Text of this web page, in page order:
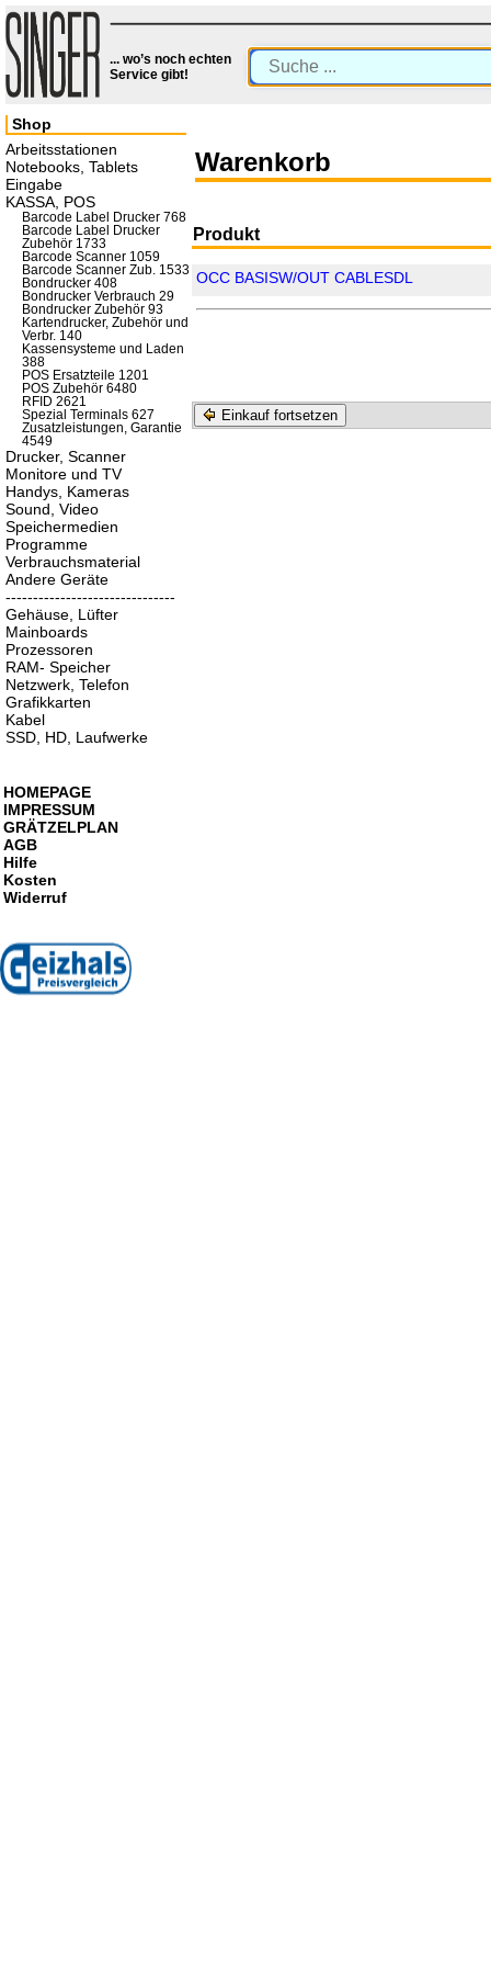
... wo’s noch echten
Service gibt!
Warenkorb
Produkt
OCC BASISW/OUT CABLESDL
Einkauf fortsetzen
Shop
Arbeitsstationen
Notebooks, Tablets
Eingabe
KASSA, POS
Barcode Label Drucker 768
Barcode Label Drucker
Zubehör 1733
Barcode Scanner 1059
Barcode Scanner Zub. 1533
Bondrucker 408
Bondrucker Verbrauch 29
Bondrucker Zubehör 93
Kartendrucker, Zubehör und
Verbr. 140
Kassensysteme und Laden
388
POS Ersatzteile 1201
POS Zubehör 6480
RFID 2621
Spezial Terminals 627
Zusatzleistungen, Garantie
4549
Drucker, Scanner
Monitore und TV
Handys, Kameras
Sound, Video
Speichermedien
Programme
Verbrauchsmaterial
Andere Geräte
-------------------------------
Gehäuse, Lüfter
Mainboards
Prozessoren
RAM- Speicher
Netzwerk, Telefon
Grafikkarten
Kabel
SSD, HD, Laufwerke
HOMEPAGE
IMPRESSUM
GRÄTZELPLAN
AGB
Hilfe
Kosten
Widerruf